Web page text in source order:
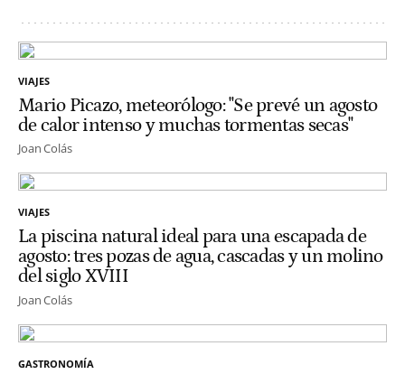
VIAJES
Mario Picazo, meteorólogo: "Se prevé un agosto
de calor intenso y muchas tormentas secas"
Joan Colás
VIAJES
La piscina natural ideal para una escapada de
agosto: tres pozas de agua, cascadas y un molino
del siglo XVIII
Joan Colás
GASTRONOMÍA